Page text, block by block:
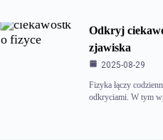
Odkryj
zjawiska
2025-08-29
Fizyka łączy
odkryciami. W tym